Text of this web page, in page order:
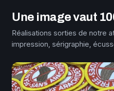
Une image vaut
Réalisations sorties de notre
impression, sérigraphie,